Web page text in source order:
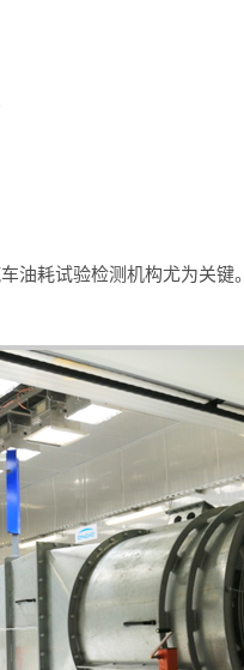
油耗试验检测机构尤为关键。